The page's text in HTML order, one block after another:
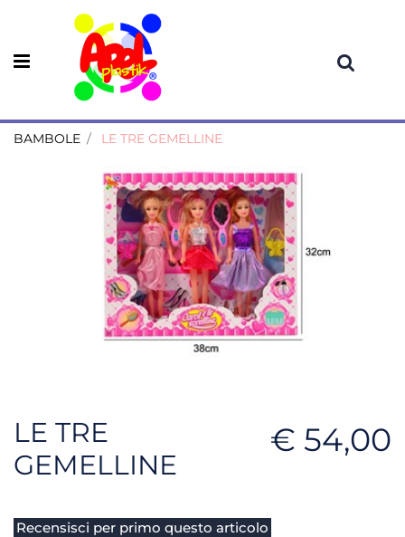
Open menu
BAMBOLE LE TRE GEMELLINE
LE TRE
GEMELLINE
€ 54,00
Recensisci per primo questo articolo